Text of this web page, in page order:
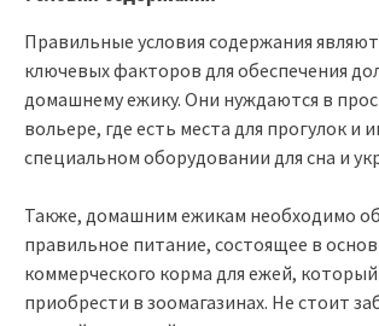
Правильные условия содержания
ключевых факторов для обеспечения
домашнему ежику. Они нуждаются в
вольере, где есть места для прогулок и
специальном оборудовании для сна и
Также, домашним ежикам необходимо
правильное питание, состоящее в
коммерческого корма для ежей,
приобрести в зоомагазинах. Не стоит